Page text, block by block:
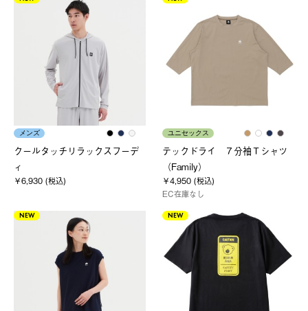
メンズ
クールタッチリラックスフーデ
ィ
￥6,930 (税込)
ユニセックス
テックドライ ７分袖Ｔシャツ
（Family）
￥4,950 (税込)
EC在庫なし
NEW NEW